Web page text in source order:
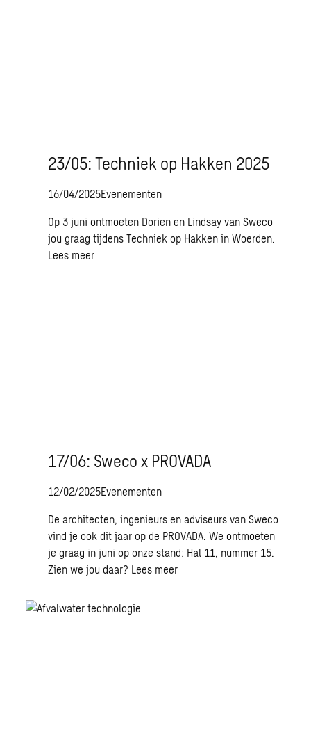
23/05: Techniek op Hakken 2025
16/04/2025Evenementen
Op 3 juni ontmoeten Dorien en Lindsay van Sweco
jou graag tijdens Techniek op Hakken in Woerden.
Lees meer
17/06: Sweco x PROVADA
12/02/2025Evenementen
De architecten, ingenieurs en adviseurs van Sweco
vind je ook dit jaar op de PROVADA. We ontmoeten
je graag in juni op onze stand: Hal 11, nummer 15.
Zien we jou daar? Lees meer